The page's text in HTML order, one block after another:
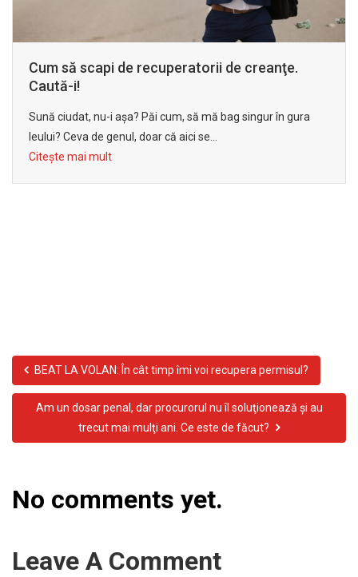
Cum să scapi de recuperatorii de creanţe.
Caută-i!
Sună ciudat, nu-i aşa? Păi cum, să mă bag singur în gura
leului? Ceva de genul, doar că aici se...
Citește mai mult
BEAT LA VOLAN: În cât timp îmi voi recupera permisul?
Am un dosar penal, dar procurorul nu îl soluţionează şi au
trecut mai mulţi ani. Ce este de făcut?
No comments yet.
Leave A Comment